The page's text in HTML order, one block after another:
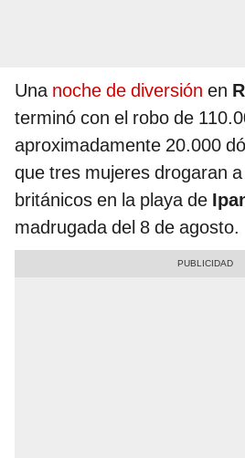
Unanoche de diversión en
terminó con el robo de
aproximadamente 20.000
que tres mujeres drogaran
británicos en la playa de
madrugada del 8 de agosto.